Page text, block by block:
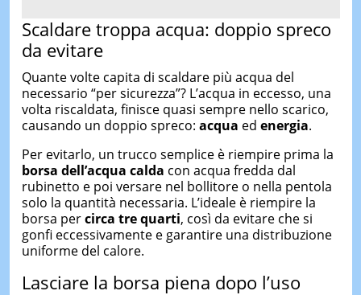
Scaldare troppa acqua: doppio spreco
da evitare
Quante volte capita di scaldare più acqua del
necessario “per sicurezza”? L’acqua in eccesso, una
volta riscaldata, finisce quasi sempre nello scarico,
causando un doppio spreco: acqua ed energia.
Per evitarlo, un trucco semplice è riempire prima la
borsa dell’acqua calda con acqua fredda dal
rubinetto e poi versare nel bollitore o nella pentola
solo la quantità necessaria. L’ideale è riempire la
borsa percirca tre quarti, così da evitare che si
gonfi eccessivamente e garantire una distribuzione
uniforme del calore.
Lasciare la borsa piena dopo l’uso